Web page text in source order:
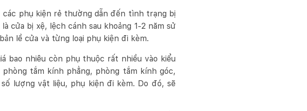
phụ kiện rẻ thường dẫn đến tình trạng bị
cửa bị xệ, lệch cánh sau khoảng 1-2 năm sử
lề cửa và từng loại phụ kiện đi kèm.
bao nhiêu còn phụ thuộc rất nhiều vào kiểu
tắm kính phẳng, phòng tắm kính góc,
lượng vật liệu, phụ kiện đi kèm. Do đó, sẽ